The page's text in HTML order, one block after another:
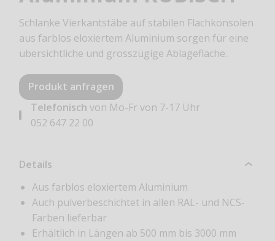
Schlanke Vierkantstäbe auf stabilen Flachkonsolen
aus farblos eloxiertem Aluminium sorgen für eine
übersichtliche und grosszügige Ablagefläche.
Produkt anfragen
Telefonisch von Mo-Fr von 7-17 Uhr
052 647 22 00
Details
Aus farblos eloxiertem Aluminium
Auch pulverbeschichtet in allen RAL- und NCS-
Farben lieferbar
Erhältlich in Längen ab 500 mm bis 3000 mm